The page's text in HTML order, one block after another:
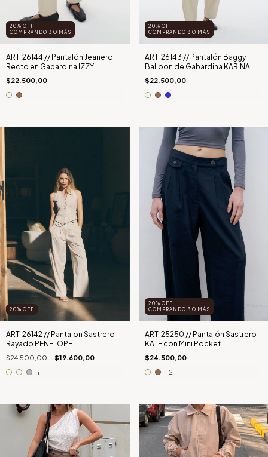
20% OFF
COMPRANDO 3 O MÁS
ART. 26144 // Pantalón Jeanero
Recto en Gabardina IZZY
$22.500,00
20% OFF
COMPRANDO 3 O MÁS
ART. 26143 // Pantalón Baggy
Balloon de Gabardina KARINA
$22.500,00
20% OFF
ART. 26142 // Pantalon Sastrero
Rayado PENELOPE
$24.500,00 $19.600,00
+1
20% OFF
COMPRANDO 3 O MÁS
ART. 25250 // Pantalón Sastrero
KATE con Mini Pocket
$24.500,00
+2